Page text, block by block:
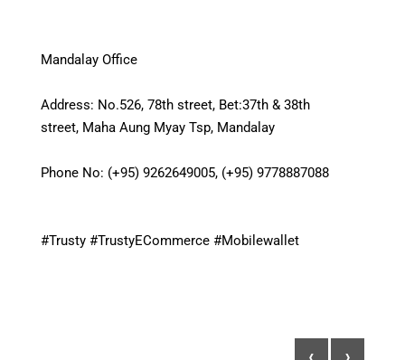
Mandalay Office
Address: No.526, 78th street, Bet:37th & 38th
street, Maha Aung Myay Tsp, Mandalay
Phone No: (+95) 9262649005, (+95) 9778887088
#Trusty #TrustyECommerce #Mobilewallet